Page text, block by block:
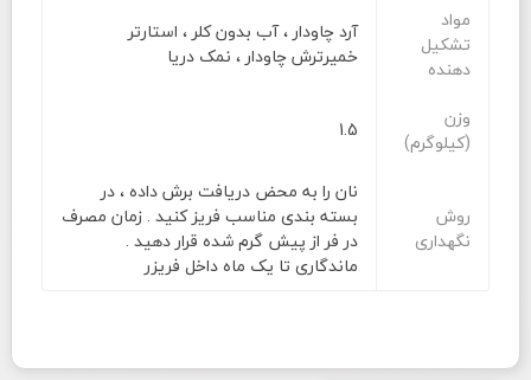
مواد
تشکیل
دهنده
آرد چاودار ، آب بدون کلر ، استارتر
خمیرترش چاودار ، نمک دریا
وزن
(کیلوگرم)
1.5
روش
نگهداری
نان را به محض دریافت برش داده ، در
بسته بندی مناسب فریز کنید . زمان مصرف
در فر از پیش گرم شده قرار دهید .
ماندگاری تا یک ماه داخل فریزر